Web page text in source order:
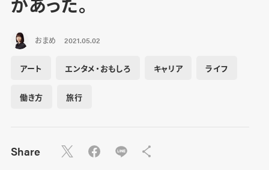
おまめ 2021.05.02
アート エンタメ・おもしろ キャリア ライフ
働き方 旅行
Share